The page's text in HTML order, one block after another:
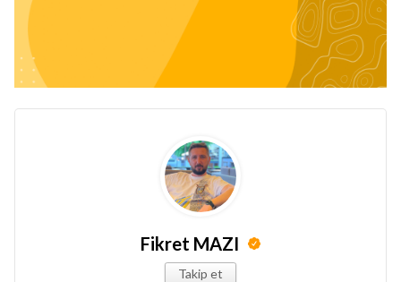
Fikret MAZI
Takip et